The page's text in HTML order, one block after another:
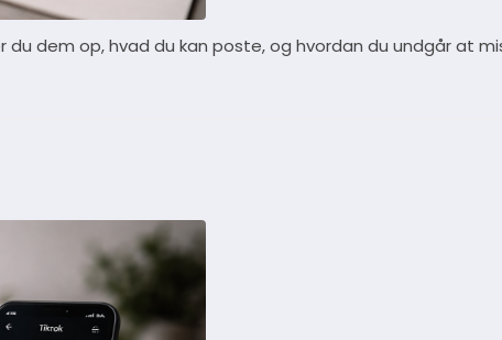
dem op, hvad du kan poste, og hvordan du undgår at